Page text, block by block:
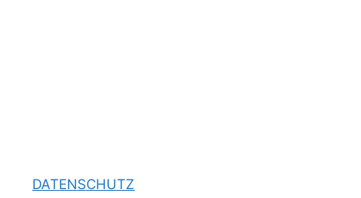
DATENSCHUTZ